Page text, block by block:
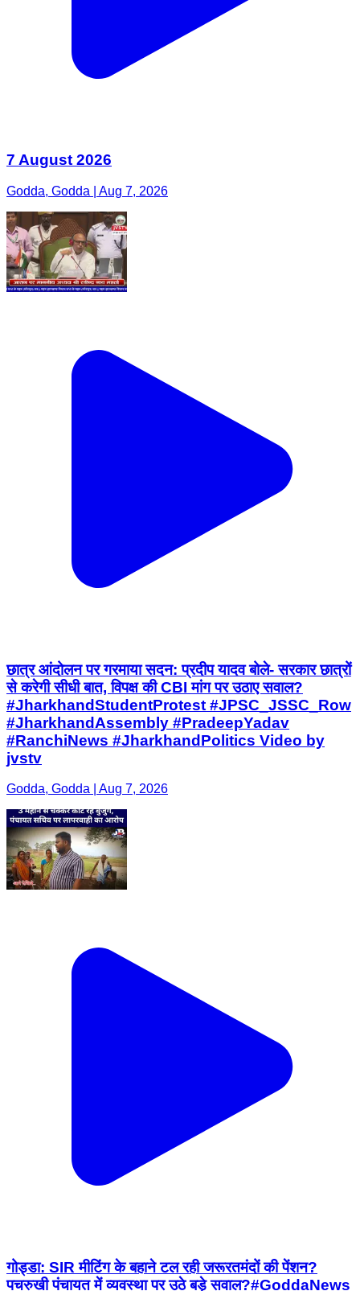
7 August 2026
Godda, Godda | Aug 7, 2026
छात्र आंदोलन पर गरमाया सदन: प्रदीप यादव बोले- सरकार छात्रों
से करेगी सीधी बात, विपक्ष की CBI मांग पर उठाए सवाल? ​
#JharkhandStudentProtest #JPSC_JSSC_Row
#JharkhandAssembly #PradeepYadav
#RanchiNews #JharkhandPolitics Video by
jvstv
Godda, Godda | Aug 7, 2026
गोड्डा: ​SIR मीटिंग के बहाने टल रही जरूरतमंदों की पेंशन?
पचरुखी पंचायत में व्यवस्था पर उठे बड़े सवाल? ​#GoddaNews